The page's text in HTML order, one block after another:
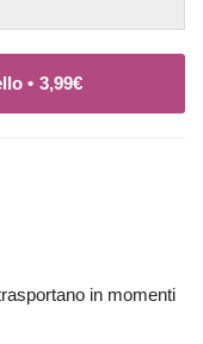
• 3,99€
in momenti